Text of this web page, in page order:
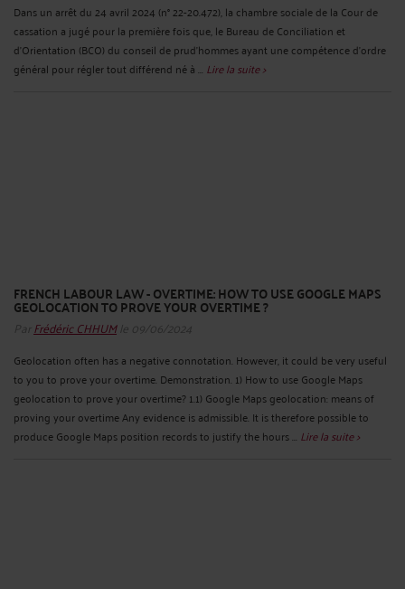
Dans un arrêt du 24 avril 2024 (n° 22-20.472), la chambre sociale de la Cour de
cassation a jugé pour la première fois que, le Bureau de Conciliation et
d’Orientation (BCO) du conseil de prud’hommes ayant une compétence d’ordre
général pour régler tout différend né à ... Lire la suite >
FRENCH LABOUR LAW - OVERTIME: HOW TO USE GOOGLE MAPS
GEOLOCATION TO PROVE YOUR OVERTIME ?
Par Frédéric CHHUMle 09/06/2024
Geolocation often has a negative connotation. However, it could be very useful
to you to prove your overtime. Demonstration. 1) How to use Google Maps
geolocation to prove your overtime? 1.1) Google Maps geolocation: means of
proving your overtime Any evidence is admissible. It is therefore possible to
produce Google Maps position records to justify the hours ... Lire la suite >